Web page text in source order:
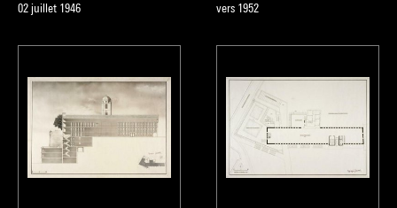
02 juillet 1946
vers 1952